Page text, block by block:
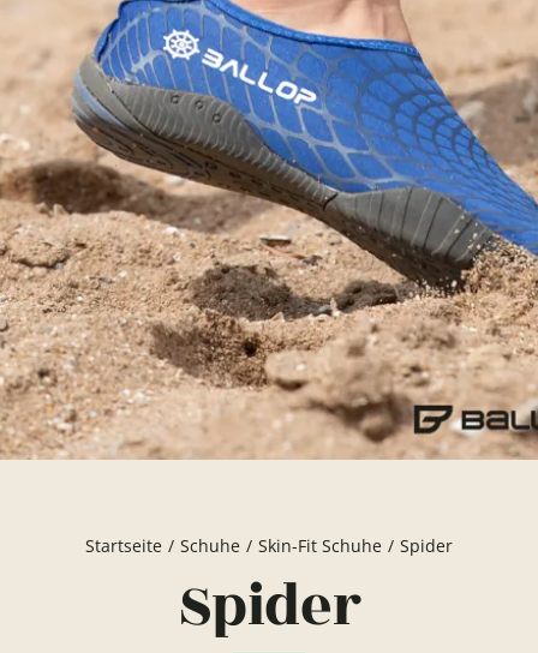
Startseite Schuhe Skin-Fit Schuhe Spider
Spider